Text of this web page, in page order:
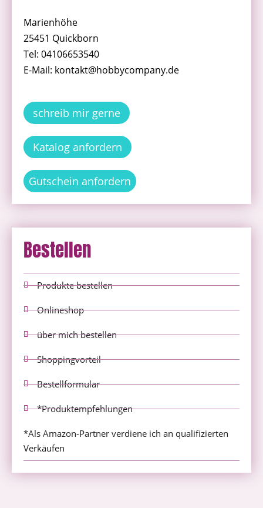
Marienhöhe
25451 Quickborn
Tel: 04106653540
E-Mail: kontakt@hobbycompany.de
schreib mir gerne
Katalog anfordern
Gutschein anfordern
Bestellen
Produkte bestellen
Onlineshop
über mich bestellen
Shoppingvorteil
Bestellformular
*Produktempfehlungen
*Als Amazon-Partner verdiene ich an qualifizierten
Verkäufen